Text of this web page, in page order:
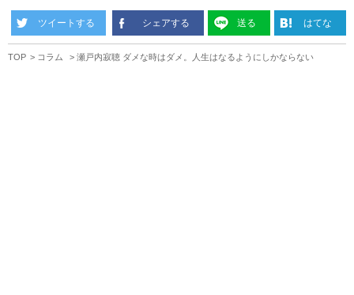
ツイートする シェアする 送る はてな
TOP コラム 瀬戸内寂聴 ダメな時はダメ。人生はなるようにしかならない